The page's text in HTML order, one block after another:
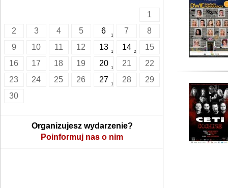
1
2
3 4 5 6
1
7
8
9
10 11 12 13
1
14
2
15
16
17 18 19 20
1
21
22
23
24 25 26 27
1
28
29
30
Organizujesz wydarzenie?
Poinformuj nas o nim